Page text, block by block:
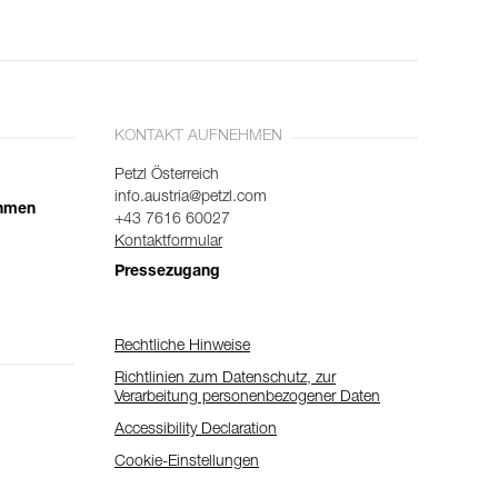
KONTAKT AUFNEHMEN
Petzl Österreich
info.austria@petzl.com
+43 7616 60027
Kontaktformular
Pressezugang
Rechtliche Hinweise
Richtlinien zum Datenschutz, zur
Verarbeitung personenbezogener Daten
Accessibility Declaration
Cookie-Einstellungen